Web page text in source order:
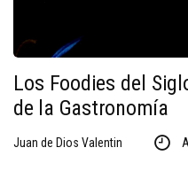
Los Foodies del
de la Gastronomía
Juan de Dios Valentin